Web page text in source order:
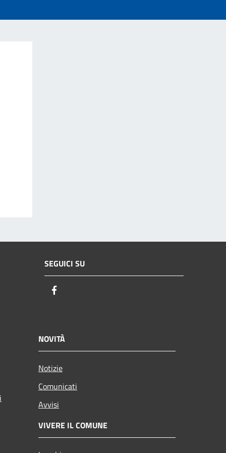
SEGUICI SU
NOVITÀ
Notizie
Comunicati
Avvisi
VIVERE IL COMUNE